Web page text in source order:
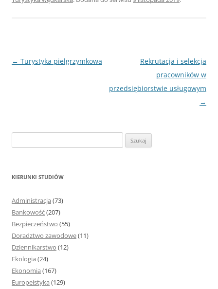
Nawigacja
← Turystyka pielgrzymkowa
Rekrutacja i selekcja
pracowników w
przedsiębiorstwie usługowym
→
z
KIERUNKI STUDIÓW
Administracja (73)
Bankowość(207)
Bezpieczeństwo (55)
Doradztwo zawodowe(11)
Dziennikarstwo (12)
Ekologia (24)
Ekonomia (167)
Europeistyka (129)